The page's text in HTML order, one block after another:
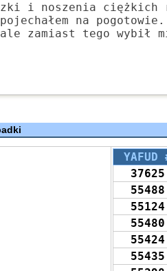
i noszenia
na
zamiast tego wybił
YAFUD
37625
55488
55124
55480
55424
55435